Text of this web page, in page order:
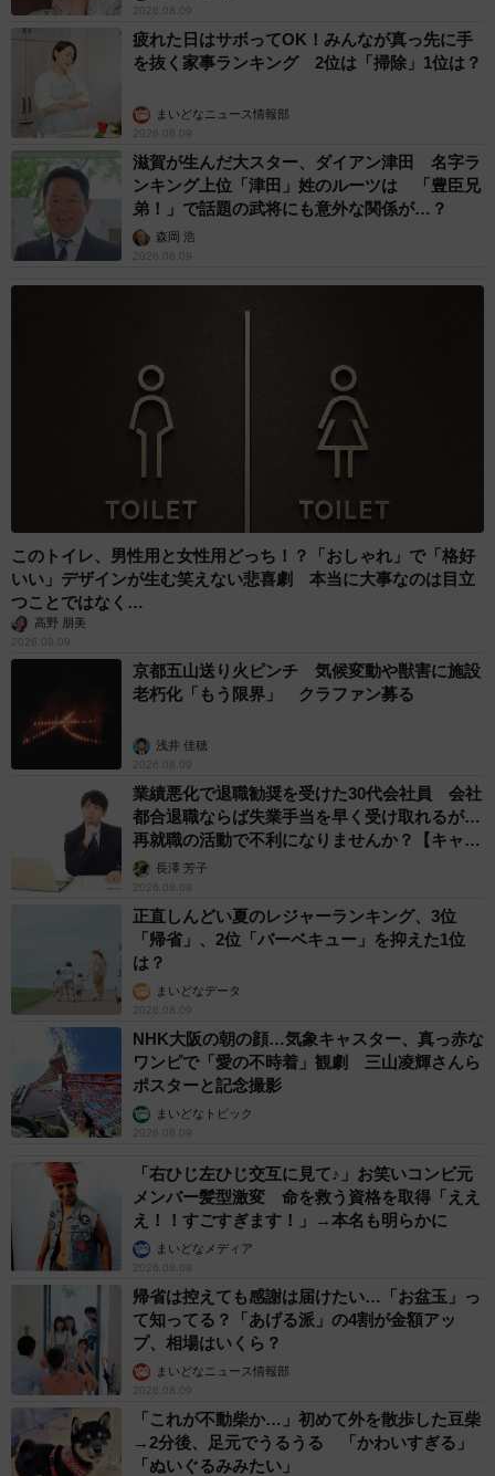
2026.08.09
疲れた日はサボってOK！みんなが真っ先に手
を抜く家事ランキング 2位は「掃除」1位は？
まいどなニュース情報部
2026.08.09
滋賀が生んだ大スター、ダイアン津田 名字ラ
ンキング上位「津田」姓のルーツは 「豊臣兄
弟！」で話題の武将にも意外な関係が…？
森岡 浩
2026.08.09
このトイレ、男性用と女性用どっち！？「おしゃれ」で「格好
いい」デザインが生む笑えない悲喜劇 本当に大事なのは目立
つことではなく…
高野 朋美
2026.08.09
京都五山送り火ピンチ 気候変動や獣害に施設
老朽化「もう限界」 クラファン募る
浅井 佳穂
2026.08.09
業績悪化で退職勧奨を受けた30代会社員 会社
都合退職ならば失業手当を早く受け取れるが…
再就職の活動で不利になりませんか？【キャリ
アカウンセラーが解説】
長澤 芳子
2026.08.09
正直しんどい夏のレジャーランキング、3位
「帰省」、2位「バーベキュー」を抑えた1位
は？
まいどなデータ
2026.08.09
NHK大阪の朝の顔…気象キャスター、真っ赤な
ワンピで「愛の不時着」観劇 三山凌輝さんら
ポスターと記念撮影
まいどなトピック
2026.08.09
「右ひじ左ひじ交互に見て♪」お笑いコンビ元
メンバー髪型激変 命を救う資格を取得「ええ
え！！すごすぎます！」→本名も明らかに
まいどなメディア
2026.08.09
帰省は控えても感謝は届けたい…「お盆玉」っ
て知ってる？「あげる派」の4割が金額アッ
プ、相場はいくら？
まいどなニュース情報部
2026.08.09
「これが不動柴か…」初めて外を散歩した豆柴
→2分後、足元でうるうる 「かわいすぎる」
「ぬいぐるみみたい」